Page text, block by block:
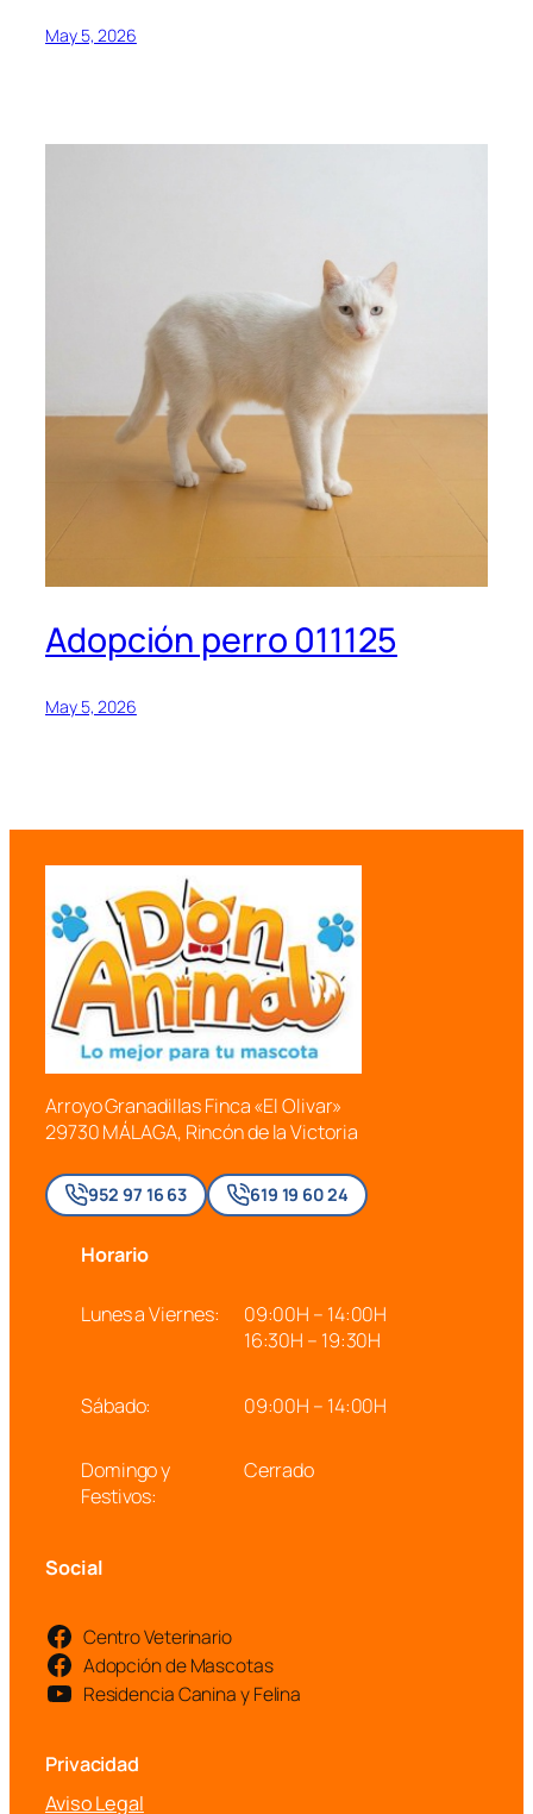
May 5, 2026
Adopción perro 011125
May 5, 2026
Arroyo Granadillas Finca «El Olivar»
29730 MÁLAGA, Rincón de la Victoria
952 97 16 63 619 19 60 24
Horario
Lunes a Viernes:
09:00H – 14:00H
16:30H – 19:30H
Sábado: 09:00H – 14:00H
Domingo y
Festivos:
Cerrado
Social
Centro Veterinario
Adopción de Mascotas
Residencia Canina y Felina
Privacidad
Aviso Legal